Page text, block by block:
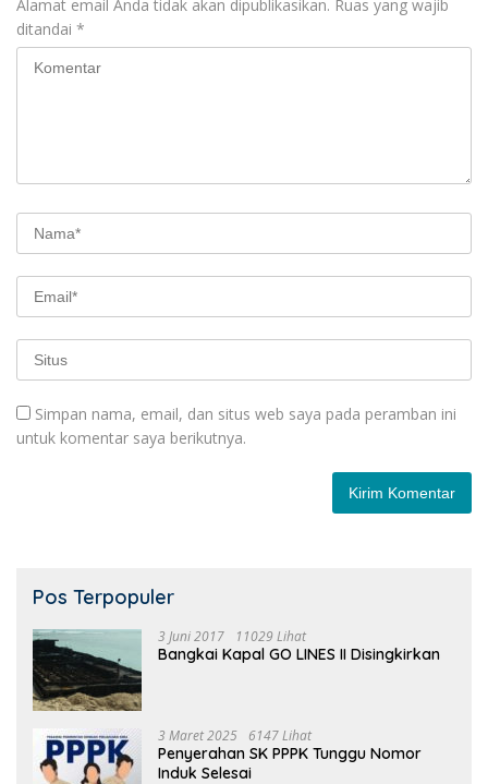
Alamat email Anda tidak akan dipublikasikan. Ruas yang wajib
ditandai *
Simpan nama, email, dan situs web saya pada peramban ini
untuk komentar saya berikutnya.
Pos Terpopuler
3 Juni 2017 11029 Lihat
Bangkai Kapal GO LINES II Disingkirkan
3 Maret 2025 6147 Lihat
Penyerahan SK PPPK Tunggu Nomor
Induk Selesai